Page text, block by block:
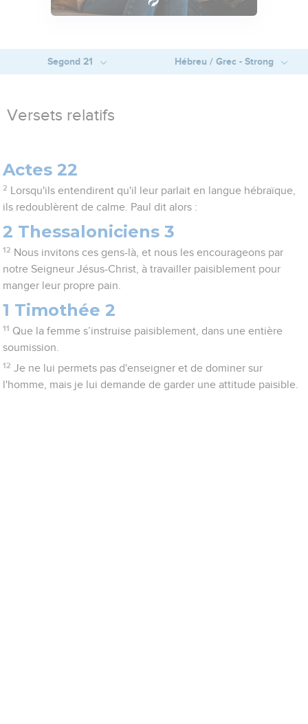
Segond 21 Hébreu / Grec - Strong
Versets relatifs
Actes 22
2
Lorsqu'ils entendirent qu'il leur parlait en langue hébraïque,
ils redoublèrent de calme. Paul dit alors :
2 Thessaloniciens 3
12 Nous invitons ces gens-là, et nous les encourageons par
notre Seigneur Jésus-Christ, à travailler paisiblement pour
manger leur propre pain.
1 Timothée 2
11 Que la femme s’instruise paisiblement, dans une entière
soumission.
12 Je ne lui permets pas d'enseigner et de dominer sur
l'homme, mais je lui demande de garder une attitude paisible.